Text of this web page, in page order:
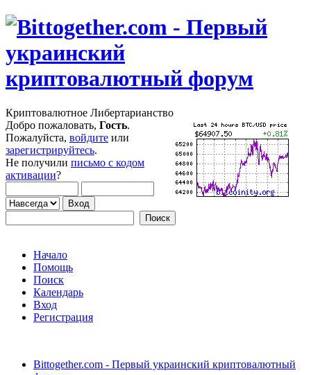
Криптовалютное Либертарианство
Добро пожаловать, Гость.
Пожалуйста, войдите или
зарегистрируйтесь.
Не получили письмо с кодом
активации?
Начало
Помощь
Поиск
Календарь
Вход
Регистрация
Bittogether.com - Первый украинский криптовалютный